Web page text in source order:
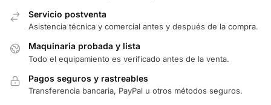
Servicio postventa
Asistencia técnica y comercial antes y después de la compra.
Maquinaria probada y lista
Todo el equipamiento es verificado antes de la venta.
Pagos seguros y rastreables
Transferencia bancaria, PayPal u otros métodos seguros.